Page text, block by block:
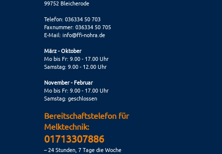
99752 Bleicherode
Telefon: 036334 50 703
Faxnummer: 036334 50 705
E-Mail: info@ffi-nohra.de
März - Oktober
Mo bis Fr: 9.00 - 17.00 Uhr
Samstag: 9.00 - 12.00 Uhr
November - Februar
Mo bis Fr: 9.00 - 17.00 Uhr
Samstag: geschlossen
Bereitschaftstelefon für
Melktechnik:
01713307886
– 24 Stunden, 7 Tage die Woche